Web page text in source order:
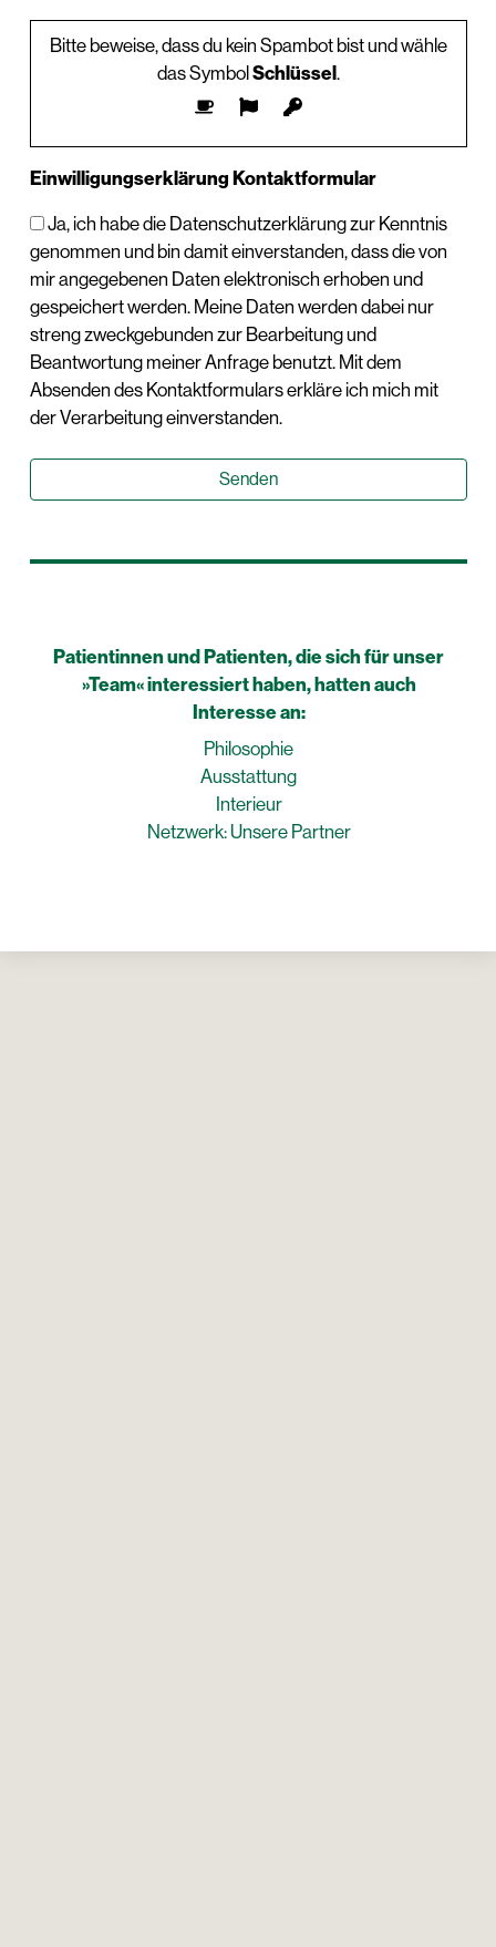
Bitte beweise, dass du kein Spambot bist und wähle
das SymbolSchlüssel.
Einwilligungserklärung Kontaktformular
Ja, ich habe die Datenschutzerklärung zur Kenntnis
genommen und bin damit einverstanden, dass die von
mir angegebenen Daten elektronisch erhoben und
gespeichert werden. Meine Daten werden dabei nur
streng zweckgebunden zur Bearbeitung und
Beantwortung meiner Anfrage benutzt. Mit dem
Absenden des Kontaktformulars erkläre ich mich mit
der Verarbeitung einverstanden.
Patientinnen und Patienten, die sich für unser
»Team« interessiert haben, hatten auch
Interesse an:
Philosophie
Ausstattung
Interieur
Netzwerk: Unsere Partner